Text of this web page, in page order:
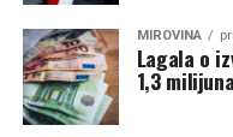
MIROVINA
Lagala o
1,3